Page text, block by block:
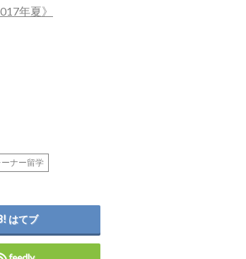
年夏》
ーナー留学
はてブ